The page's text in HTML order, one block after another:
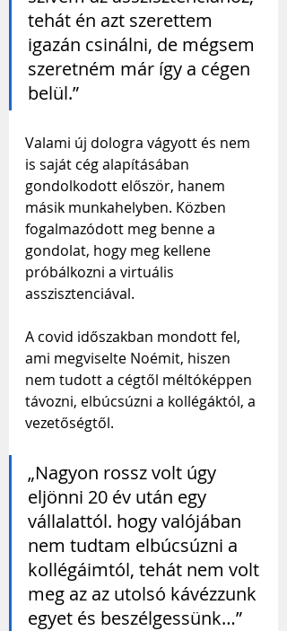
tehát én azt szerettem
igazán csinálni, de mégsem
szeretném már így a cégen
belül.”
Valami új dologra vágyott és nem
is saját cég alapításában
gondolkodott először, hanem
másik munkahelyben. Közben
fogalmazódott meg benne a
gondolat, hogy meg kellene
próbálkozni a virtuális
asszisztenciával.
A covid időszakban mondott fel,
ami megviselte Noémit, hiszen
nem tudott a cégtől méltóképpen
távozni, elbúcsúzni a kollégáktól, a
vezetőségtől.
„Nagyon rossz volt úgy
eljönni 20 év után egy
vállalattól. hogy valójában
nem tudtam elbúcsúzni a
kollégáimtól, tehát nem volt
meg az az utolsó kávézzunk
egyet és beszélgessünk…”